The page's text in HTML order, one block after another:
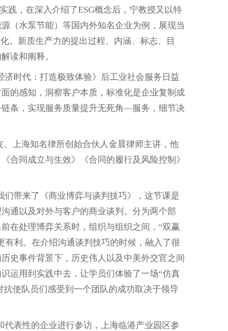
践，在深入介绍了ESG概念后，宁教授又以特
（水泵节能）等国内外知名企业为例，展现当
。新质生产力的提出过程、内涵、标志、目
读和阐释。
时代：打造极致体验》后工业社会服务日益
的感知，洞察客户本质，标准化是企业复制成
条，实现服务质量提升无死角—服务，细节决
、上海知名律所创始合伙人金晨律师主讲，他
合同成立与生效》《合同的履行及风险控制》
带来了《商业博弈与谈判技巧》，这节课是
通以及对外与客户的商业谈判。分为两个部
在处理博弈关系时，组织与组织之间， “双赢
利。在介绍沟通谈判技巧的时候，融入了很
史事件背景下，历史伟人以及中美外交官之间
运用到实践中去，让学员们体验了一场“仿真
使队员们感受到一个团队的成功取决于领导
表性的企业进行参访，上海临港产业园区参